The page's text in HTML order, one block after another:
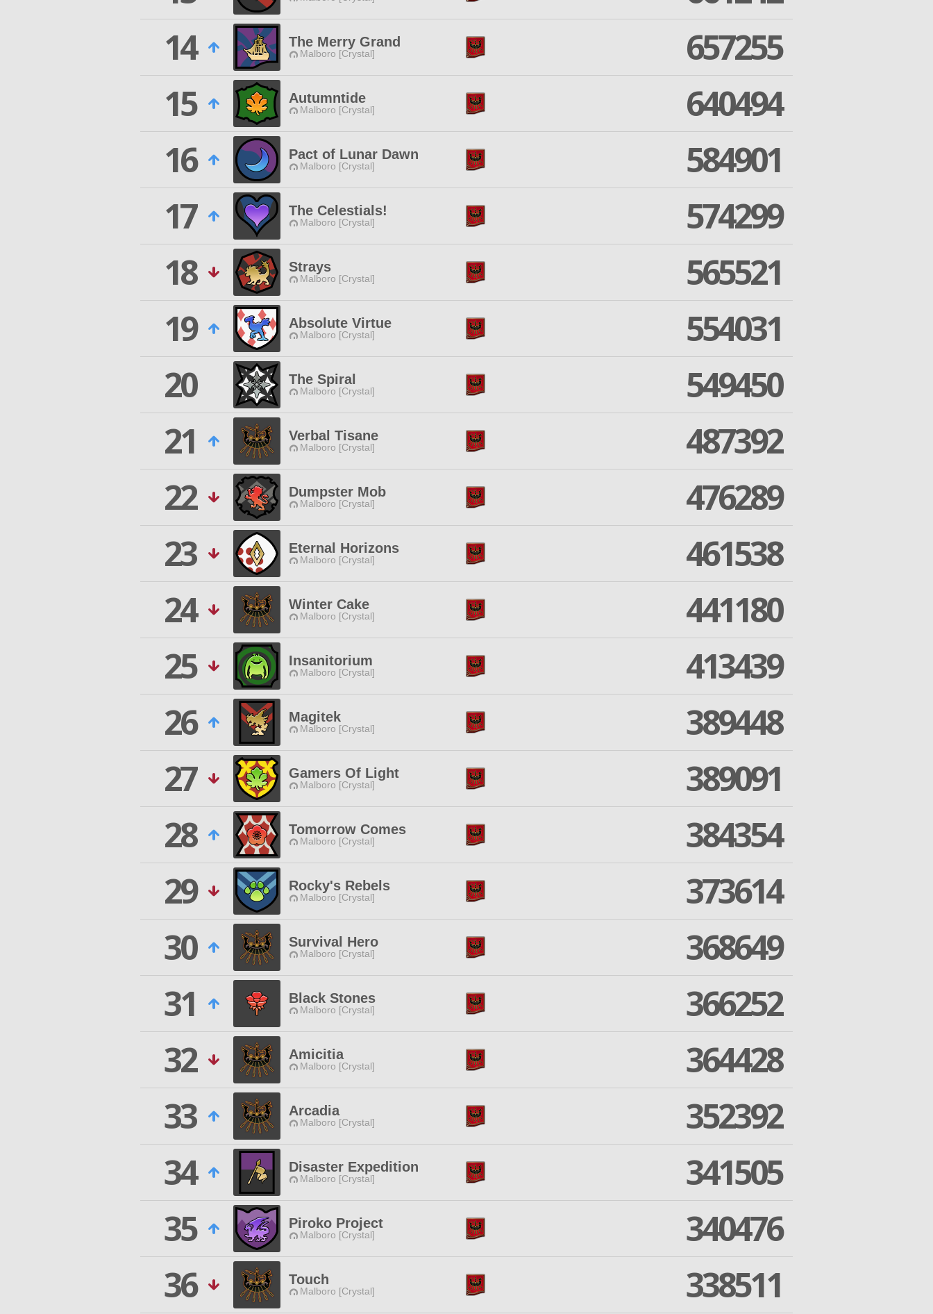
14
The Merry Grand
Malboro [Crystal]
657255
15
Autumntide
Malboro [Crystal]
640494
16
Pact of Lunar Dawn
Malboro [Crystal]
584901
17
The Celestials!
Malboro [Crystal]
574299
18
Strays
Malboro [Crystal]
565521
19
Absolute Virtue
Malboro [Crystal]
554031
20
The Spiral
Malboro [Crystal]
549450
21
Verbal Tisane
Malboro [Crystal]
487392
22
Dumpster Mob
Malboro [Crystal]
476289
23
Eternal Horizons
Malboro [Crystal]
461538
24
Winter Cake
Malboro [Crystal]
441180
25
Insanitorium
Malboro [Crystal]
413439
26
Magitek
Malboro [Crystal]
389448
27
Gamers Of Light
Malboro [Crystal]
389091
28
Tomorrow Comes
Malboro [Crystal]
384354
29
Rocky's Rebels
Malboro [Crystal]
373614
30
Survival Hero
Malboro [Crystal]
368649
31
Black Stones
Malboro [Crystal]
366252
32
Amicitia
Malboro [Crystal]
364428
33
Arcadia
Malboro [Crystal]
352392
34
Disaster Expedition
Malboro [Crystal]
341505
35
Piroko Project
Malboro [Crystal]
340476
36
Touch
Malboro [Crystal] 338511